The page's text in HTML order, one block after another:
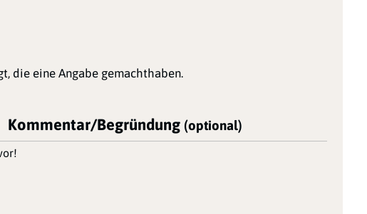
die eine Angabe gemachthaben.
Kommentar/Begründung (optional)